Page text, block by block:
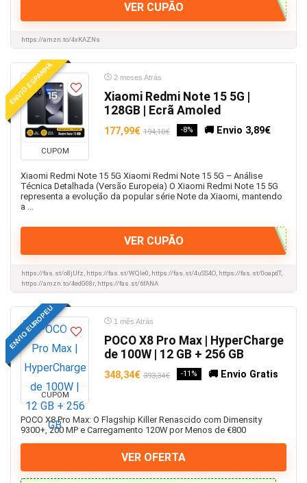
VER CUPÃO
https://amzn.to/4xKAZNs
ENVIO ESPANHA
CUPOM
2 meses Atrás
Xiaomi Redmi Note 15 5G |
128GB | Ecrã Amoled
177,99€ 194,10€ -8% 🚚 Envio 3,89€
Xiaomi Redmi Note 15 5G Xiaomi Redmi Note 15 5G – Análise
Técnica Detalhada (Versão Europeia) O Xiaomi Redmi Note 15 5G
representa a evolução da popular série Note da Xiaomi, mantendo
a ...
VER CUPÃO
https://fas.st/o8jUfz, https://fas.st/WQIe0, https://fas.st/4uSS4O, https://fas.st/0oapdT,
https://amzn.to/4edG08r, https://fas.st/6fANA
ENVIO EUROPEU
CUPOM
1 mês Atrás
POCO X8 Pro Max | HyperCharge
de 100W | 12 GB + 256 GB
348,34€ 393,34€ -11% 🚚 Envio Gratis
POCO X8 Pro Max: O Flagship Killer Renascido com Dimensity
9300+, 200 MP e Carregamento 120W por Menos de €800
VER OFERTA